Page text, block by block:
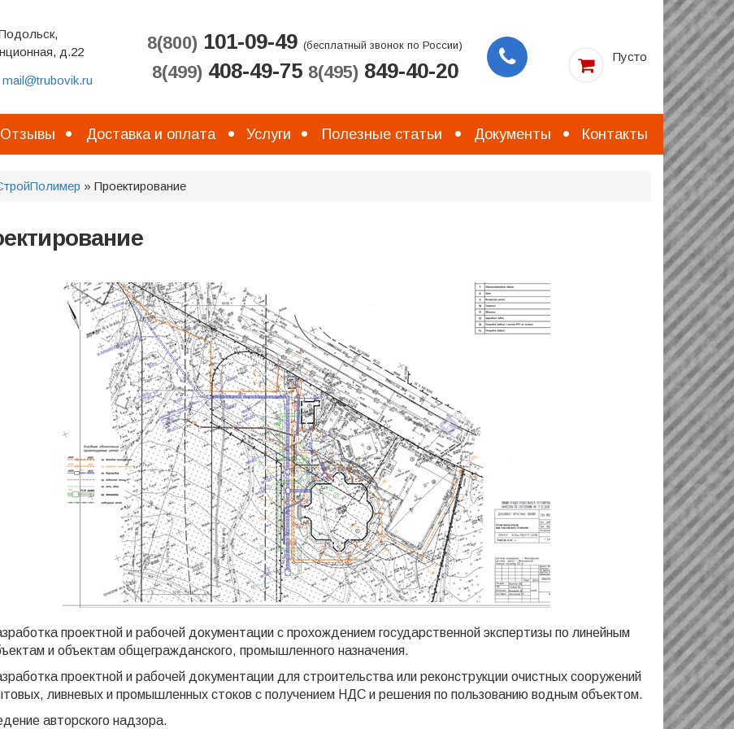
д.22
mail@trubovik.ru
8(800) 101-09-49 (бесплатный звонок по России)
8(499) 408-49-75 8(495) 849-40-20
звонок
Пусто
Отзывы Доставка и оплата Услуги Полезные статьи Документы Контакты
» Проектирование
проектной и рабочей документации с прохождением государственной экспертизы по линейным
и объектам общегражданского, промышленного назначения.
проектной и рабочей документации для строительства или реконструкции очистных сооружений
ливневых и промышленных стоков с получением НДС и решения по пользованию водным объектом.
авторского надзора.